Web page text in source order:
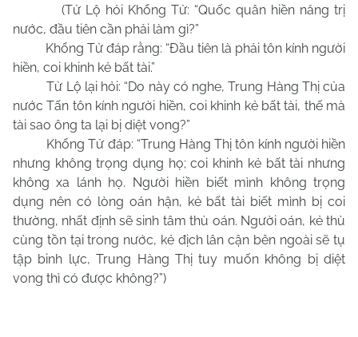
(Tử Lộ hỏi Khổng Tử: “Quốc quân hiền năng trị
nước, đầu tiên cần phải làm gì?”
Khổng Tử đáp rằng: “Đầu tiên là phải tôn kính người
hiền, coi khinh kẻ bất tài.”
Tử Lộ lại hỏi: “Do này có nghe, Trung Hàng Thị của
nước Tấn tôn kính người hiền, coi khinh kẻ bất tài, thế mà
tài sao ông ta lại bị diệt vong?”
Khổng Tử đáp: “Trung Hàng Thị tôn kính người hiền
nhưng không trọng dụng họ; coi khinh kẻ bất tài nhưng
không xa lánh họ. Người hiền biết mình không trọng
dụng nên có lòng oán hận, kẻ bất tài biết mình bị coi
thường, nhất định sẽ sinh tâm thù oán. Người oán, kẻ thù
cùng tồn tại trong nước, kẻ địch lân cận bên ngoài sẽ tụ
tập binh lực, Trung Hàng Thị tuy muốn không bị diệt
vong thì có được không?”)